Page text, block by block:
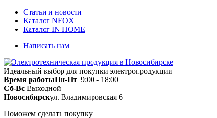
Статьи и новости
Каталог NEOX
Каталог IN HOME
Написать нам
Идеальный выбор для покупки электропродукции
Время работыПн-Пт 9:00 - 18:00
Сб-Вс Выходной
Новосибирскул. Владимировская 6
Поможем сделать покупку